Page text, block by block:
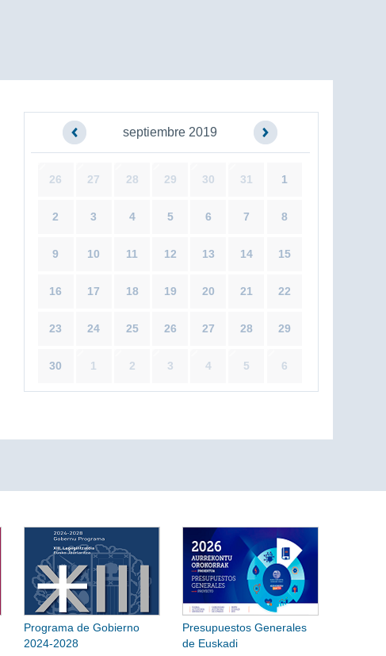
septiembre 2019
26 27 28 29 30 31 1
2 3 4 5 6 7 8
9 10 11 12 13 14 15
16 17 18 19 20 21 22
23 24 25 26 27 28 29
30 1 2 3 4 5 6
Programa de Gobierno
2024-2028
Presupuestos Generales
de Euskadi